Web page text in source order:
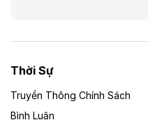
Dự án Nhà máy xử lý rác
Công ty TNHH Năng
Thời Sự
Truyền Thông Chính Sách
Bình Luận